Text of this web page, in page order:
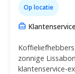
Op locatie
Klantenservice
zonnige
klantenservice-